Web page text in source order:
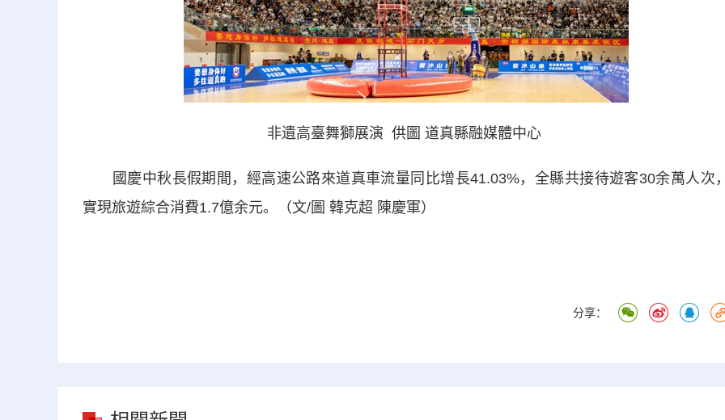
非遺高臺舞獅展演 供圖 道真縣融媒體中心
國慶中秋長假期間，經高速公路來道真車流量同比增長41.03%，全縣共接待遊客30余萬人次
實現旅遊綜合消費1.7億余元。（文/圖 韓克超 陳慶軍）
分享：